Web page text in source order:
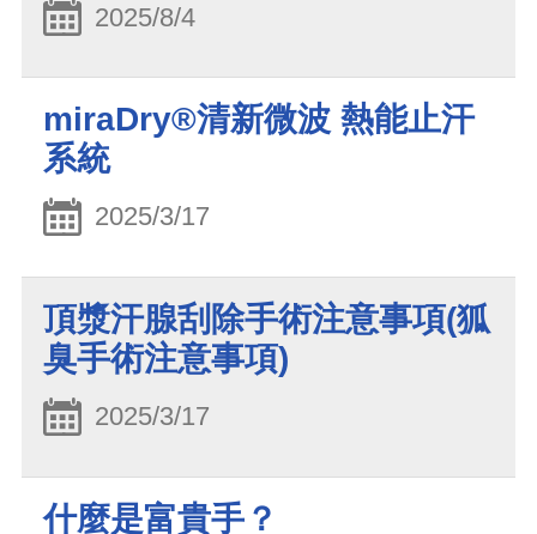
2025/8/4
miraDry®清新微波 熱能止汗
系統
2025/3/17
頂漿汗腺刮除手術注意事項(狐
臭手術注意事項)
2025/3/17
什麼是富貴手？